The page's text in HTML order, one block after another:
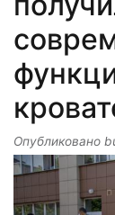
Опубликовано